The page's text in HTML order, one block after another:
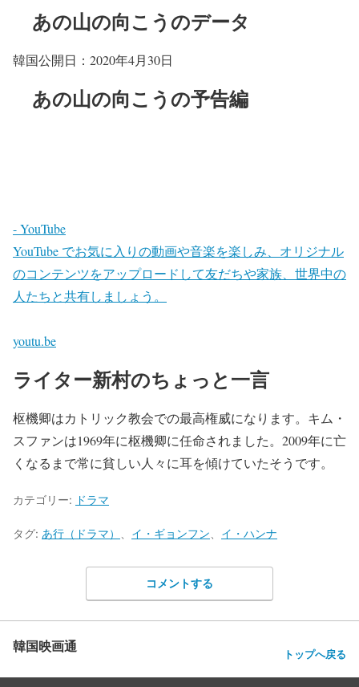
あの山の向こうのデータ
韓国公開日：2020年4月30日
あの山の向こうの予告編
- YouTube
YouTube でお気に入りの動画や音楽を楽しみ、オリジナル
のコンテンツをアップロードして友だちや家族、世界中の
人たちと共有しましょう。
youtu.be
ライター新村のちょっと一言
枢機卿はカトリック教会での最高権威になります。キム・
スファンは1969年に枢機卿に任命されました。2009年に亡
くなるまで常に貧しい人々に耳を傾けていたそうです。
カテゴリー: ドラマ
タグ: あ行（ドラマ） イ・ギョンフン イ・ハンナ
コメントする
韓国映画通 トップへ戻る